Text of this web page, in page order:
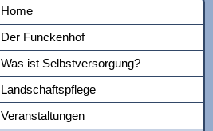
Home
Der Funckenhof
Was ist Selbstversorgung?
Landschaftspflege
Veranstaltungen